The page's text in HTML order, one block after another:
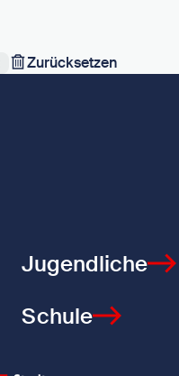
Zurücksetzen
Jugendliche
Schule